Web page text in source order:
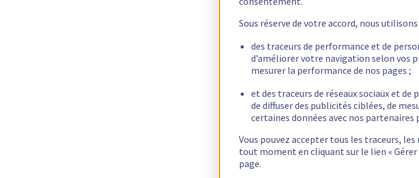
Sous réserve de votre accord, nous
des traceurs de performance et de
d’améliorer votre navigation selon vos
mesurer la performance de nos pages ;
et des traceurs de réseaux sociaux et
de diffuser des publicités ciblées, de
certaines données avec nos partenaires
Vous pouvez accepter tous les traceurs,
tout moment en cliquant sur le lien « Gérer
page.